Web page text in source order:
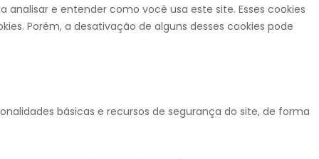
e entender como você usa este site. Esses cookies
Porém, a desativação de alguns desses cookies pode
básicas e recursos de segurança do site, de forma